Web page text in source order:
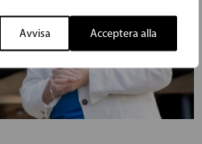
Avvisa Acceptera alla